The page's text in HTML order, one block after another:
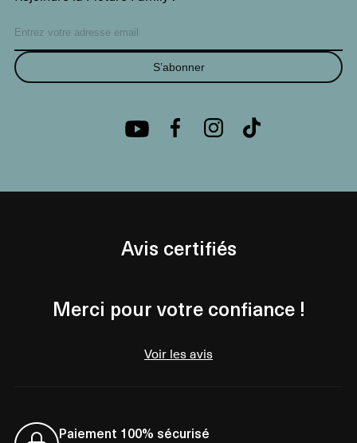
S’abonner
Avis certifiés
Merci pour votre confiance !
Voir les avis
Paiement 100% sécurisé